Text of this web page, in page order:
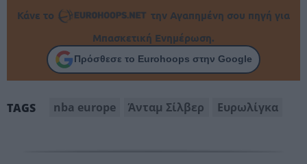
Κάνε το
την Αγαπημένη σου πηγή για
Μπασκετική Ενημέρωση.
Πρόσθεσε το Eurohoops στην Google
TAGS nba europe Άνταμ Σίλβερ Ευρωλίγκα